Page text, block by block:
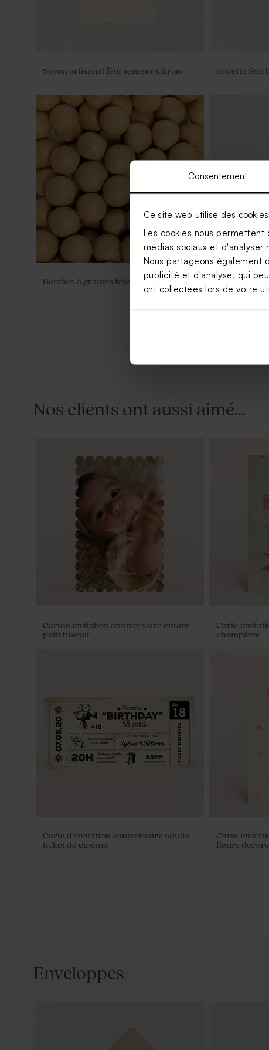
Consentement
Ce site web utilise des
Les cookies nous permettent
médias sociaux et d'analyser
Nous partageons également
publicité et d'analyse, qui
ont collectées lors de votre
Savon artisanal fête senteur Citron Sucette fête
Bombes à graines fête ton ocre (25 ex) Tube à
Dragées anniversaire lentilles XS or
goût chocolat 195 gr (± 507 ex)
Savon fête
Calendula
Nos clients ont aussi aimé...
Carton invitation anniversaire enfant
petit biscuit
Carte
champêtre
Carte d'invitation anniversaire adulte
ticket de cinéma
Carte
fleurs
Enveloppes